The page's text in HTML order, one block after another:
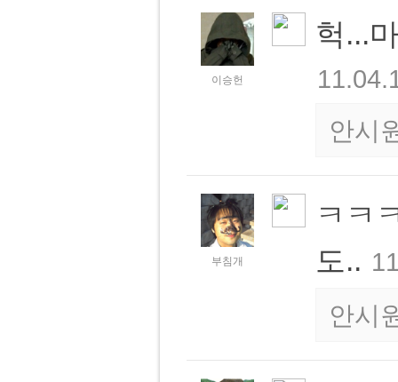
이승헌
헉...
안시
부침개
ㅋㅋ
도..
안시